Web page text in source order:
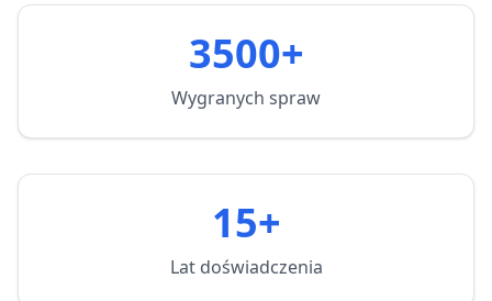
3500+
Wygranych spraw
15+
Lat doświadczenia